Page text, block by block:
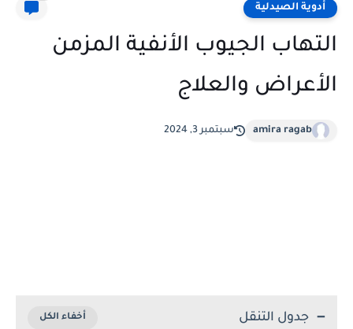
أدوية الصيدلية
التهاب الجيوب الأنفية المزمن
الأعراض والعلاج
amira ragab سبتمبر 3, 2024
جدول التنقل